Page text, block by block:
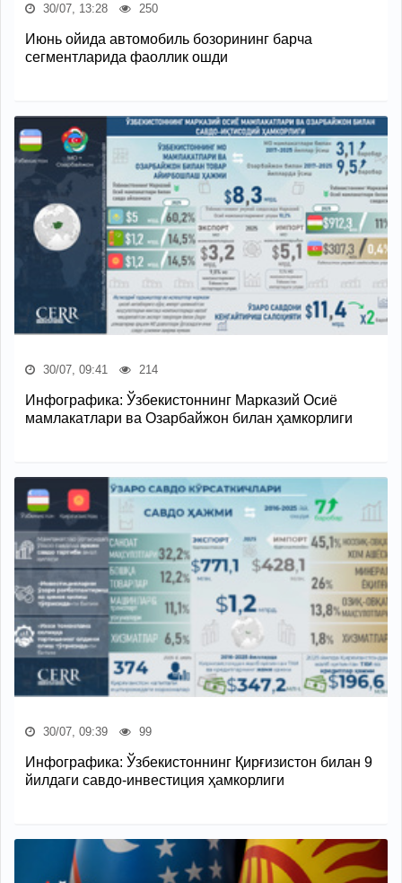
30/07, 13:28 250
Июнь ойида автомобиль бозорининг барча
сегментларида фаоллик ошди
30/07, 09:41 214
Инфографика: Ўзбекистоннинг Марказий Осиё
мамлакатлари ва Озарбайжон билан ҳамкорлиги
30/07, 09:39 99
Инфографика: Ўзбекистоннинг Қирғизистон билан 9
йилдаги савдо-инвестиция ҳамкорлиги